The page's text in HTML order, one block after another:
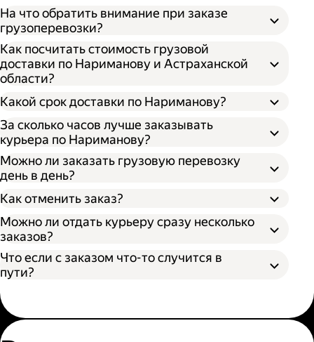
Откройте приложение, личный кабинет
или форму заказа на нашем сайте;
Выберите подходящий размер кузова:
S (170х100х90 см) вмещает грузы до 300 кг
— каблук;
M (260х130х150 см) вмещает грузы до 700
кг — микроавтобус;
L (380х180х180 см) вмещает грузы до 1400
XL (400х190х200 см) вмещает грузы до
2000 кг — газель.
На что обратить внимание при заказе
грузоперевозки?
Как посчитать стоимость грузовой
доставки по Нариманову и Астраханской
области?
Какой срок доставки по Нариманову?
Время поиска грузового автомобиля;
Время забора груза;
Расстояние от адреса отправителя до
адреса получателя;
Вы можете узнать местоположение
курьера в личном кабинете или
За сколько часов лучше заказывать
курьера по Нариманову?
Можно ли заказать грузовую перевозку
день в день?
Как отменить заказ?
Можно ли отдать курьеру сразу несколько
заказов?
Что если с заказом что-то случится в
пути?